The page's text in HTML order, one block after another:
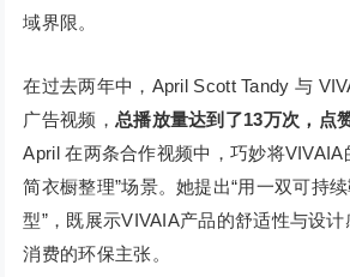
域界限。
在过去两年中，April Scott Tandy 与
广告视频， 总播放量达到了13万次，点
April 在两条合作视频中，巧妙将VIVAIA
简衣橱整理”场景。她提出“用一双可持
型”，既展示VIVAIA产品的舒适性与设
消费的环保主张。